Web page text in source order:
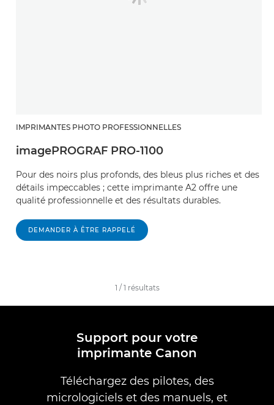
IMPRIMANTES PHOTO PROFESSIONNELLES
imagePROGRAF PRO-1100
Pour des noirs plus profonds, des bleus plus riches et des
détails impeccables ; cette imprimante A2 offre une
qualité professionnelle et des résultats durables.
DEMANDER À ÊTRE RAPPELÉ
1 / 1 résultats
Support pour votre
imprimante Canon
Téléchargez des pilotes, des
micrologiciels et des manuels, et